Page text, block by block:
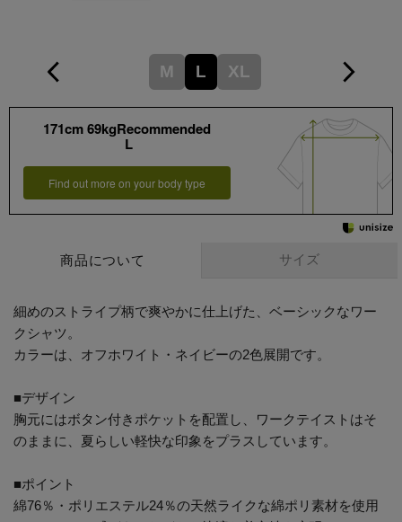
M L XL
171cm 69kgRecommended
L
Find out more on your body type
商品について サイズ
細めのストライプ柄で爽やかに仕上げた、ベーシックなワー
クシャツ。
カラーは、オフホワイト・ネイビーの2色展開です。
■デザイン
胸元にはボタン付きポケットを配置し、ワークテイストはそ
のままに、夏らしい軽快な印象をプラスしています。
■ポイント
綿76％・ポリエステル24％の天然ライクな綿ポリ素材を使用